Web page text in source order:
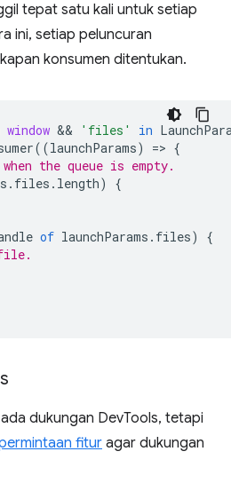
tepat satu kali untuk setiap
ini, setiap peluncuran
konsumen ditentukan.
window && 'files' in
((launchParams) => {
the queue is empty.
. files . length)
{
of launchParams . files)
{
dukungan DevTools, tetapi
fitur agar dukungan